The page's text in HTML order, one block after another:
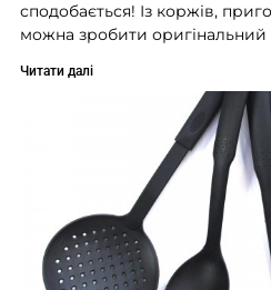
сподобається! Із коржів,
можна зробити оригінальний
Читати далі